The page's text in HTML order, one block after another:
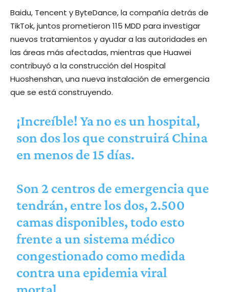
Baidu, Tencent y ByteDance, la compañía detrás de
TikTok, juntos prometieron 115 MDD para investigar
nuevos tratamientos y ayudar a las autoridades en
las áreas más afectadas, mientras que Huawei
contribuyó a la construcción del Hospital
Huoshenshan, una nueva instalación de emergencia
que se está construyendo.
¡Increíble! Ya no es un hospital,
son dos los que construirá China
en menos de 15 días.
Son 2 centros de emergencia que
tendrán, entre los dos, 2.500
camas disponibles, todo esto
frente a un sistema médico
congestionado como medida
contra una epidemia viral